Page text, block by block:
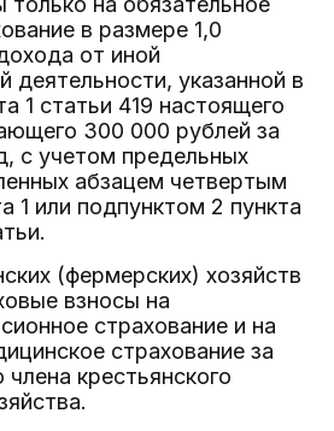
в размере 1,0
от иной
деятельности, указанной в
1 статьи 419 настоящего
300 000 рублей за
с учетом предельных
абзацем четвертым
1 или подпунктом 2 пункта
(фермерских) хозяйств
взносы на
страхование и на
страхование за
крестьянского